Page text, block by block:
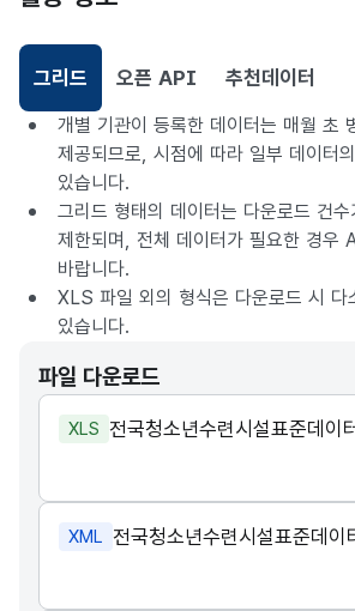
그리드
선택됨
오픈 API 추천데이터
개별 기관이 등록한 데이터는 매월 초
제공되므로, 시점에 따라 일부 데이터
있습니다.
그리드 형태의 데이터는 다운로드 건
제한되며, 전체 데이터가 필요한 경우
바랍니다.
XLS 파일 외의 형식은 다운로드 시 다
있습니다.
파일 다운로드
XLS 전국청소년수련시설표준데이
XML 전국청소년수련시설표준데이